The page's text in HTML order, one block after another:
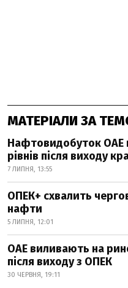
МАТЕРІАЛИ ЗА
Нафтовидобуток ОАЕ
рівнів після виходу
7 ЛИПНЯ, 13:55
ОПЕК+ схвалить
нафти
5 ЛИПНЯ, 12:01
ОАЕ виливають на
після виходу з ОПЕК
30 ЧЕРВНЯ, 19:11